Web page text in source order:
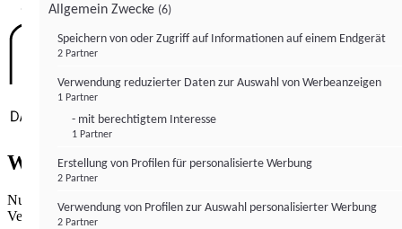
Wie gewohnt mit Werbung lesen
Nutzen Sie institutional-money.com mit Ihrer Zustimmung zur
Verwendung von Cookies für Webanalyse und Werbemaßnahmen.
Allgemein Zwecke (6)
Speichern von oder Zugriff auf Informationen auf einem Endgerät
2 Partner
Verwendung reduzierter Daten zur Auswahl von Werbeanzeigen
1 Partner
- mit berechtigtem Interesse
1 Partner
Erstellung von Profilen für personalisierte Werbung
2 Partner
Verwendung von Profilen zur Auswahl personalisierter Werbung
2 Partner